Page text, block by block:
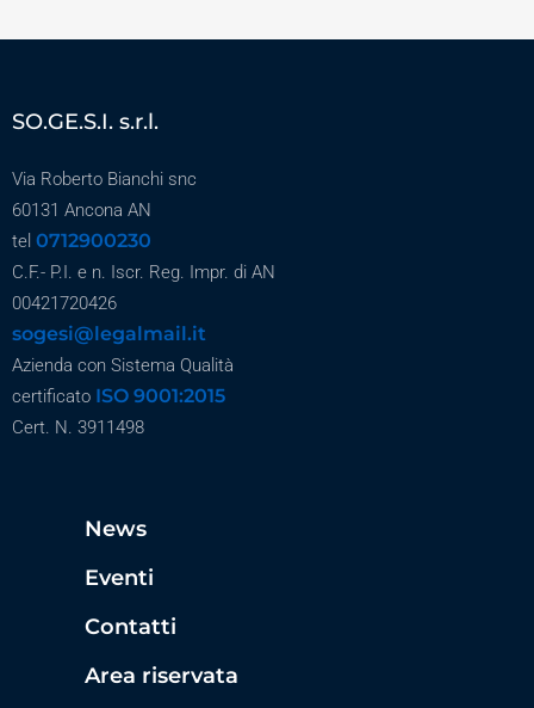
SO.GE.S.I. s.r.l.
Via Roberto Bianchi snc
60131 Ancona AN
tel 0712900230
C.F.- P.I. e n. Iscr. Reg. Impr. di AN
00421720426
sogesi@legalmail.it
Azienda con Sistema Qualità
certificato ISO 9001:2015
Cert. N. 3911498
News
Eventi
Contatti
Area riservata